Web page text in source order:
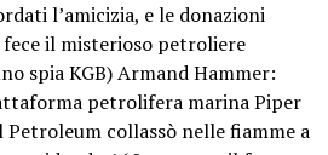
l’amicizia, e le donazioni
il misterioso petroliere
spia KGB) Armand Hammer:
petrolifera marina Piper
collassò nelle fiamme a